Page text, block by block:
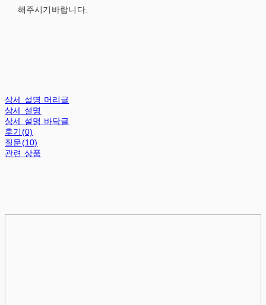
해주시기바랍니다.
상세 설명 머리글
상세 설명
상세 설명 바닥글
후기(0)
질문(10)
관련 상품